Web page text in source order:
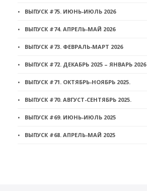
ВЫПУСК #75. ИЮНЬ-ИЮЛЬ 2026
ВЫПУСК #74. АПРЕЛЬ-МАЙ 2026
ВЫПУСК #73. ФЕВРАЛЬ-МАРТ 2026
ВЫПУСК #72. ДЕКАБРЬ 2025 – ЯНВАРЬ 2026
ВЫПУСК #71. ОКТЯБРЬ-НОЯБРЬ 2025.
ВЫПУСК #70. АВГУСТ-СЕНТЯБРЬ 2025.
ВЫПУСК #69. ИЮНЬ-ИЮЛЬ 2025
ВЫПУСК #68. АПРЕЛЬ-МАЙ 2025